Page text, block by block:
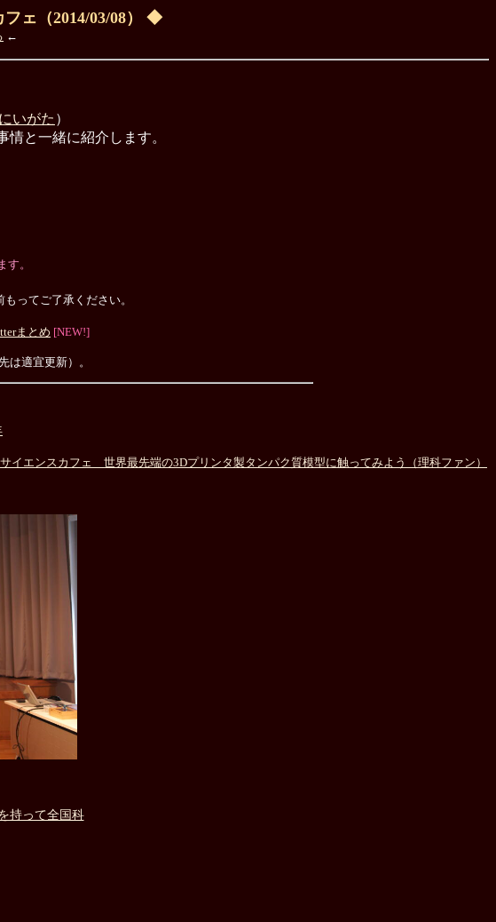
ェ（2014/03/08） ◆
←
いがた ）
と一緒に紹介します。
す。
ってご了承ください。
まとめ [NEW!]
は適宜更新）。
サイエンスカフェ 世界最先端の3Dプリンタ製タンパク質模型に触ってみよう（理科ファン）
持って全国科